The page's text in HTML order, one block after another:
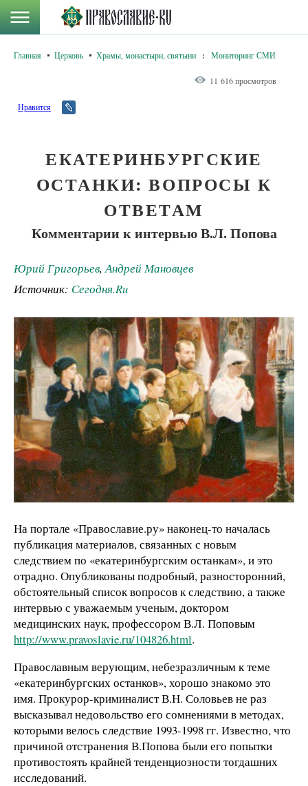
Главная Церковь Храмы, монастыри, святыни : Мониторинг СМИ
11 616 просмотров
Нравится
ЕКАТЕРИНБУРГСКИЕ
ОСТАНКИ: ВОПРОСЫ К
ОТВЕТАМ
Комментарии к интервью В.Л. Попова
Юрий Григорьев,Андрей Мановцев
Источник: Сегодня.Ru
На портале «Православие.ру» наконец-то началась
публикация материалов, связанных с новым
следствием по «екатеринбургским останкам», и это
отрадно. Опубликованы подробный, разносторонний,
обстоятельный список вопросов к следствию, а также
интервью с уважаемым ученым, доктором
медицинских наук, профессором В.Л. Поповым
http://www.pravoslavie.ru/104826.html.
Православным верующим, небезразличным к теме
«екатеринбургских останков», хорошо знакомо это
имя. Прокурор-криминалист В.Н. Соловьев не раз
высказывал недовольство его сомнениями в методах,
которыми велось следствие 1993-1998 гг. Известно, что
причиной отстранения В.Попова были его попытки
противостоять крайней тенденциозности тогдашних
исследований.